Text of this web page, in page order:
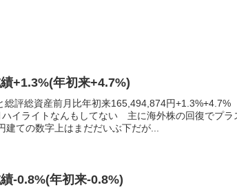
+1.3%(年初来+4.7%)
総評総資産前月比年初来165,494,874円
ハイライトなんもしてない 主に海外株の回復でプラ
建ての数字上はまだだいぶ下だが...
-0.8%(年初来-0.8%)